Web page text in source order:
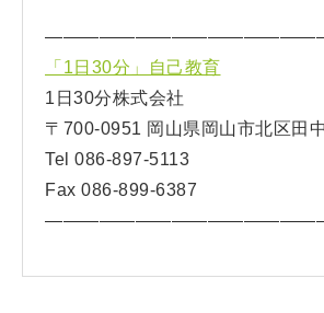
「1日30分」自己教育
1日30分株式会社
〒700-0951 岡山県岡山市北区田
Tel 086-897-5113
Fax 086-899-6387